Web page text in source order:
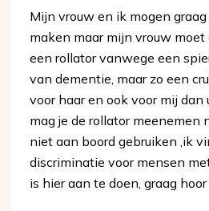
Mijn vrouw en ik mogen
maken maar mijn vrouw
een rollator vanwege een
van dementie, maar zo een
voor haar en ook voor mij dan
mag je de rollator meenemen
niet aan boord gebruiken ,ik
discriminatie voor mensen
is hier aan te doen, graag